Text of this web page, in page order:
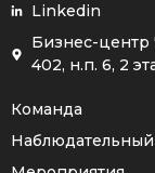
Linkedin
Бизнес-центр
402, н.п. 6, 2
Команда
Наблюдательный